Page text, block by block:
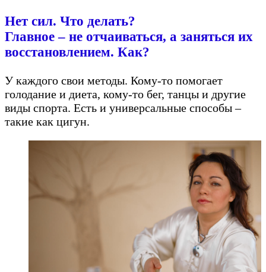
Нет сил. Что делать?
Главное – не отчаиваться, а заняться их
восстановлением. Как?
У каждого свои методы. Кому-то помогает
голодание и диета, кому-то бег, танцы и другие
виды спорта. Есть и универсальные способы –
такие как цигун.